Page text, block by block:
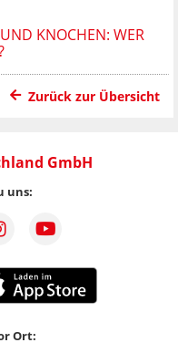
KNOCHEN: WER
Zurück zur Übersicht
GmbH
uns:
Ort: